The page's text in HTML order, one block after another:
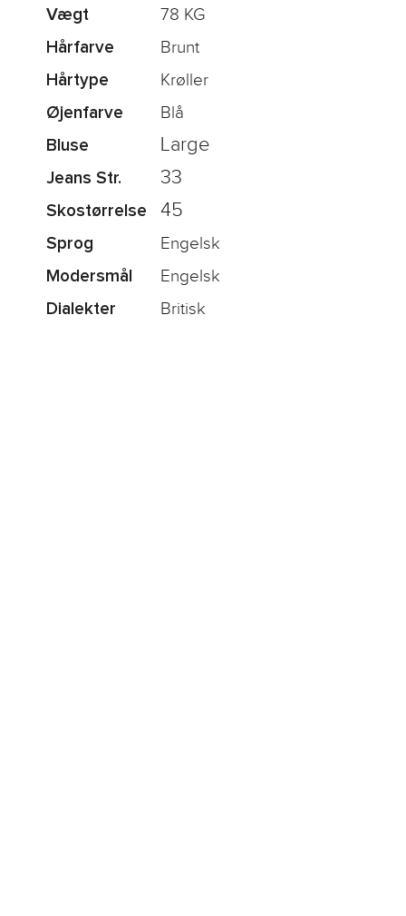
Vægt 78 KG
Hårfarve Brunt
Hårtype Krøller
Øjenfarve Blå
Bluse Large
Jeans Str. 33
Skostørrelse 45
Sprog Engelsk
Modersmål Engelsk
Dialekter Britisk